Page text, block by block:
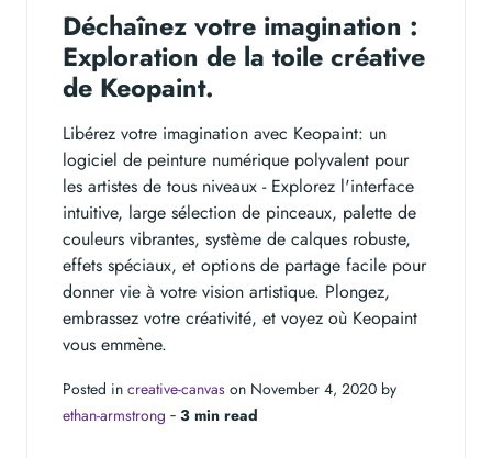
Déchaînez votre imagination :
Exploration de la toile créative
de Keopaint.
Libérez votre imagination avec Keopaint: un
logiciel de peinture numérique polyvalent pour
les artistes de tous niveaux - Explorez l'interface
intuitive, large sélection de pinceaux, palette de
couleurs vibrantes, système de calques robuste,
effets spéciaux, et options de partage facile pour
donner vie à votre vision artistique. Plongez,
embrassez votre créativité, et voyez où Keopaint
vous emmène.
Posted in creative-canvas on November 4, 2020 by
ethan-armstrong ‐ 3 min read